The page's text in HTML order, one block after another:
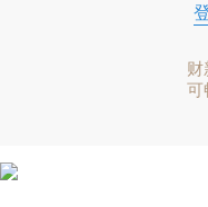
财
可